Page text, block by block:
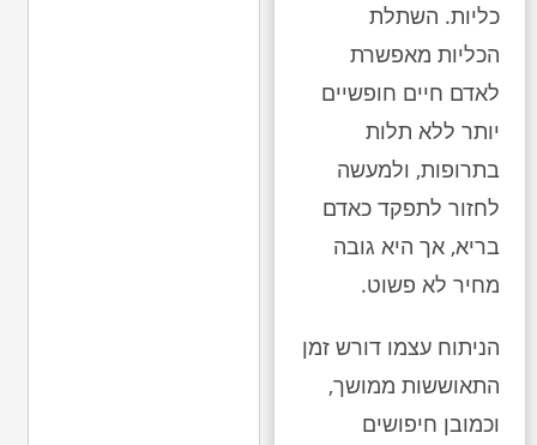
כליות. השתלת
הכליות מאפשרת
לאדם חיים חופשיים
יותר ללא תלות
בתרופות, ולמעשה
לחזור לתפקד כאדם
בריא, אך היא גובה
מחיר לא פשוט.
הניתוח עצמו דורש זמן
התאוששות ממושך,
וכמובן חיפושים